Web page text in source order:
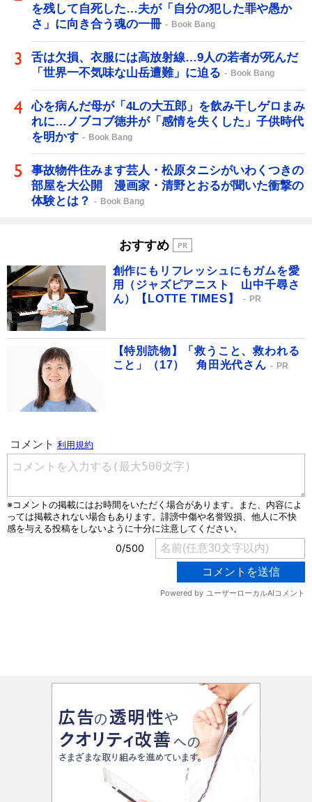
を残して自死した…夫が「自分の犯した罪や愚か
さ」に向き合う魂の一冊
Book Bang
舌は欠損、衣服には高放射線…9人の若者が死んだ
「世界一不気味な山岳遭難」に迫る
Book Bang
心を病んだ母が「4Lの大五郎」を飲み干しゲロまみ
れに…ノブコブ徳井が「感情を失くした」子供時代
を明かす
Book Bang
事故物件住みます芸人・松原タニシがいわくつきの
部屋を大公開 漫画家・清野とおるが聞いた衝撃の
体験とは？
Book Bang
おすすめ
創作にもリフレッシュにもガムを愛
用（ジャズピアニスト 山中千尋さ
ん）【LOTTE TIMES】
PR
【特別読物】「救うこと、救われる
こと」（17） 角田光代さん
PR